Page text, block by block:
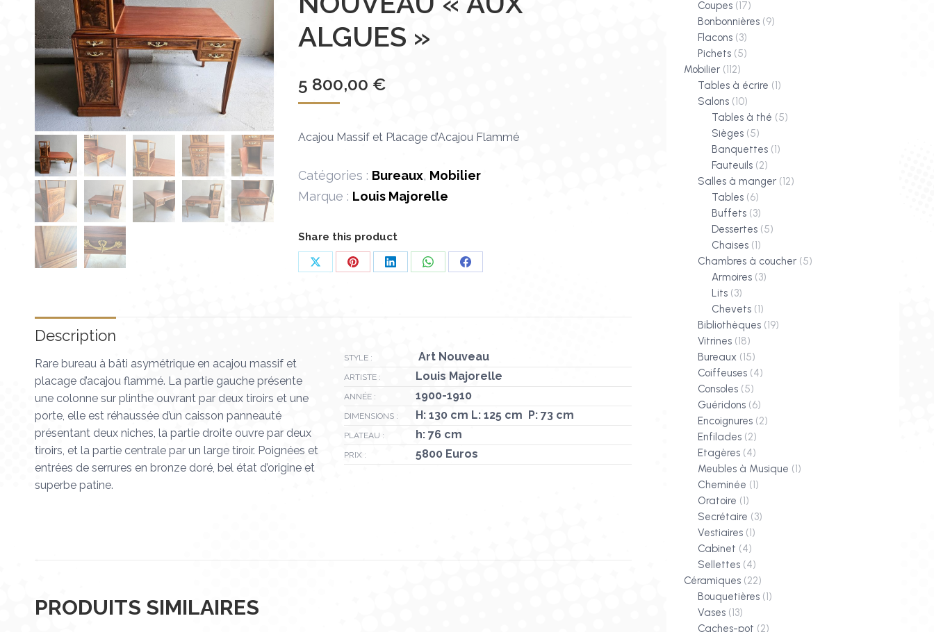
ALGUES »
5 800,00 €
Acajou Massif et Placage d’Acajou Flammé
Catégories : Bureaux, Mobilier
Marque : Louis Majorelle
Share this product
PartagerPartagerPartagerPartagerPartager
Description
Rare bureau à bâti asymétrique en acajou massif et
placage d’acajou flammé. La partie gauche présente
une colonne sur plinthe ouvrant par deux tiroirs et une
porte, elle est réhaussée d’un caisson panneauté
présentant deux niches, la partie droite ouvre par deux
tiroirs, et la partie centrale par un large tiroir. Poignées et
entrées de serrures en bronze doré, bel état d’origine et
superbe patine.
STYLE : Art Nouveau
ARTISTE : Louis Majorelle
ANNÉE : 1900-1910
DIMENSIONS : H: 130 cm L: 125 cm P: 73 cm
PLATEAU : h: 76 cm
PRIX : 5800 Euros
PRODUITS SIMILAIRES
Coupes (17)
Bonbonnières (9)
Flacons (3)
Pichets (5)
Mobilier (112)
Tables à écrire (1)
Salons (10)
Tables à thé (5)
Sièges (5)
Banquettes (1)
Fauteuils (2)
Salles à manger (12)
Tables (6)
Buffets (3)
Dessertes (5)
Chaises (1)
Chambres à coucher (5)
Armoires (3)
Lits (3)
Chevets (1)
Bibliothèques (19)
Vitrines (18)
Bureaux (15)
Coiffeuses (4)
Consoles (5)
Guéridons (6)
Encoignures (2)
Enfilades (2)
Etagères (4)
Meubles à Musique (1)
Cheminée (1)
Oratoire (1)
Secrétaire (3)
Vestiaires (1)
Cabinet (4)
Sellettes (4)
Céramiques (22)
Bouquetières (1)
Vases (13)
Caches-pot (2)